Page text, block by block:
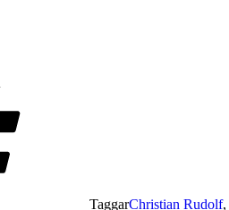
TaggarChristian Rudolf,